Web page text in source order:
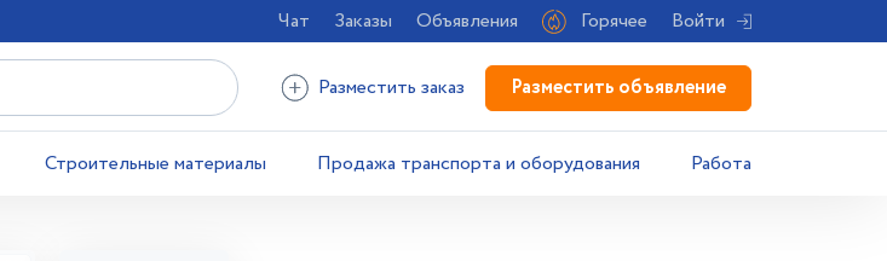
Чат Заказы Объявления Горячее Войти
Разместить заказ Разместить объявление
Строительные материалы Продажа транспорта и оборудования Работа